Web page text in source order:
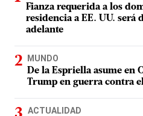
Fianza requerida a los
residencia a EE. UU. será
adelante
MUNDO
De la Espriella asume en
Trump en guerra contra
ACTUALIDAD